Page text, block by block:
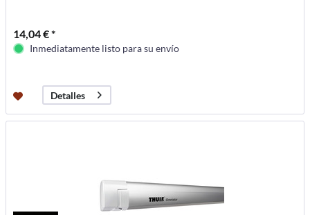
14,04 € *
Inmediatamente listo para su envío
Detalles